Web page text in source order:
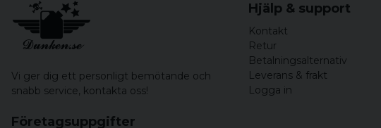
Vi ger dig ett personligt bemötande och
snabb service, kontakta oss!
Hjälp & support
Kontakt
Retur
Betalningsalternativ
Leverans & frakt
Logga in
Företagsuppgifter